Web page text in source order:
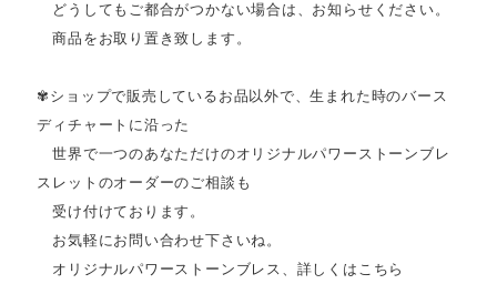
どうしてもご都合がつかない場合は、お知らせください。
商品をお取り置き致します。
✾ショップで販売しているお品以外で、生まれた時のバース
ディチャートに沿った
世界で一つのあなただけのオリジナルパワーストーンブレ
スレットのオーダーのご相談も
受け付けております。
お気軽にお問い合わせ下さいね。
オリジナルパワーストーンブレス、詳しくはこちら